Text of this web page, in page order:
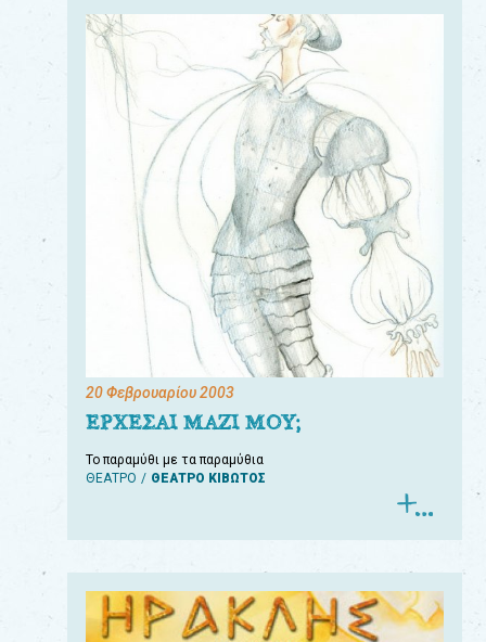
20 Φεβρουαρίου 2003
ΕΡΧΕΣΑΙ ΜΑΖΙ ΜΟΥ;
Το παραμύθι με τα παραμύθια
ΘΕΑΤΡΟ
ΘΕΑΤΡΟ ΚΙΒΩΤΟΣ